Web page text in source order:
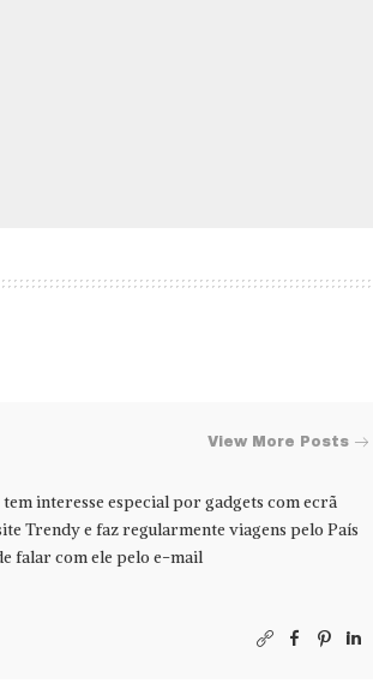
View More Posts
interesse especial por gadgets com ecrã
Trendy e faz regularmente viagens pelo País
falar com ele pelo e-mail